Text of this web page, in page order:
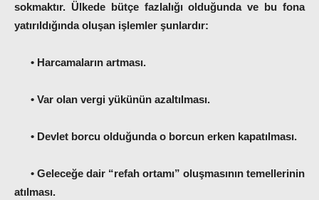
sokmaktır. Ülkede bütçe fazlalığı olduğunda ve bu fona
yatırıldığında oluşan işlemler şunlardır:
•Harcamaların artması.
•Var olan vergi yükünün azaltılması.
•Devlet borcu olduğunda o borcun erken kapatılması.
•Geleceğe dair “refah ortamı” oluşmasının temellerinin
atılması.